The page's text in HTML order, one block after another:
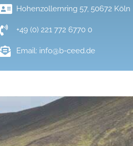
Hohenzollernring 57, 50672 Köln
+49 (0) 221 772 6770 0
Email: info@b-ceed.de